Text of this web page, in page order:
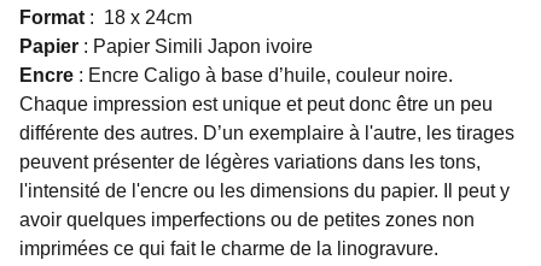
Format : 18 x 24cm
Papier : Papier Simili Japon ivoire
Encre : Encre Caligo à base d’huile, couleur noire.
Chaque impression est unique et peut donc être un peu
différente des autres. D’un exemplaire à l'autre, les tirages
peuvent présenter de légères variations dans les tons,
l'intensité de l'encre ou les dimensions du papier. Il peut y
avoir quelques imperfections ou de petites zones non
imprimées ce qui fait le charme de la linogravure.